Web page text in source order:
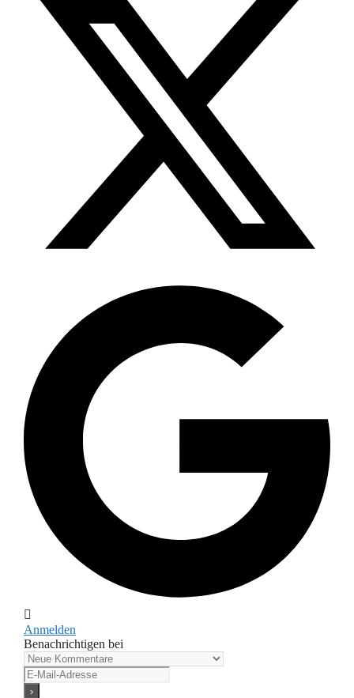
Anmelden
Benachrichtigen bei